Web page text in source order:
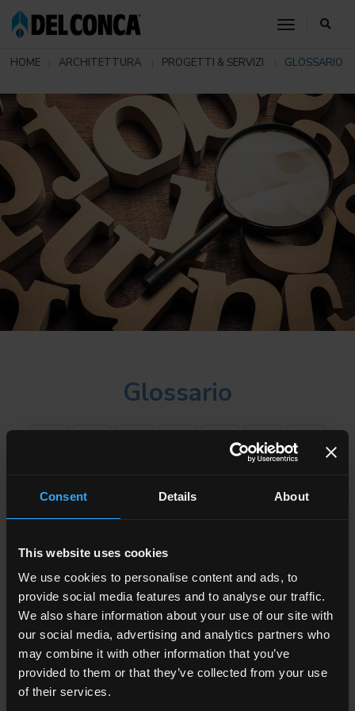
Consent Details About
This website uses cookies
We use cookies to personalise content and ads, to
provide social media features and to analyse our traffic.
We also share information about your use of our site with
our social media, advertising and analytics partners who
may combine it with other information that you’ve
provided to them or that they’ve collected from your use
of their services.
toggle
HOME ARCHITETTURA PROGETTI & SERVIZI GLOSSARIO
Glossario
G
Mostra tutto
Lastre
Normalmente quando le piastrelle hanno dimensioni superiori ai
120 cm vengono identificate come lastre ceramiche. Oltre alla
dimensione e all'aspetto estetico è diverso anche il metodo di
posa rispetto alle piastrelle. La posa delle lastre richiede una
particolare cura nell'utilizzo di attrezzature specifiche, della colla